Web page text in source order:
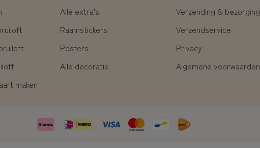
maken
Alle extra's
Raamstickers
Posters
Alle decoratie
Verzending & bezorging
Verzendservice
Privacy
Algemene voorwaarden